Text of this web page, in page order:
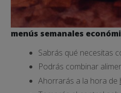
menús semanales
Sabrás qué necesitas
Podrás combinar
Ahorrarás a la hora de